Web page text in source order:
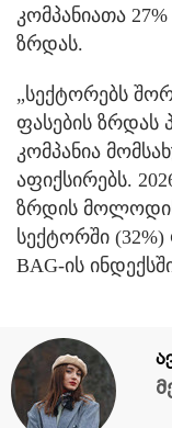
კომპანიათა
ზრდას.
„სექტორებს
ფასების ზრდას
კომპანია
აფიქსირებს.
ზრდის
სექტორში
BAG-ის